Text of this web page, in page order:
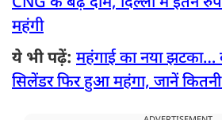
महंगी
ये भी पढ़ें: महंगाई का नया झटका…
सिलेंडर फिर हुआ महंगा, जानें